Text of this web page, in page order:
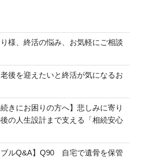
様、終活の悩み、お気軽にご相談
後を迎えたいと終活が気になるお
きにお困りの方へ】悲しみに寄り
の人生設計まで支える「相続安心
ブルQ&A】Q90 自宅で遺骨を保管